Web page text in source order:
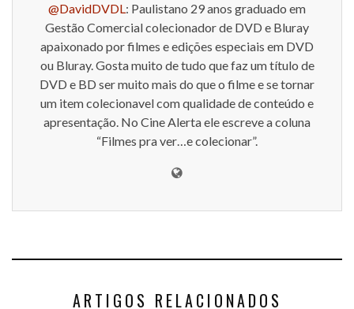
@DavidDVDL: Paulistano 29 anos graduado em
Gestão Comercial colecionador de DVD e Bluray
apaixonado por filmes e edições especiais em DVD
ou Bluray. Gosta muito de tudo que faz um título de
DVD e BD ser muito mais do que o filme e se tornar
um item colecionavel com qualidade de conteúdo e
apresentação. No Cine Alerta ele escreve a coluna
“Filmes pra ver…e colecionar”.
ARTIGOS RELACIONADOS